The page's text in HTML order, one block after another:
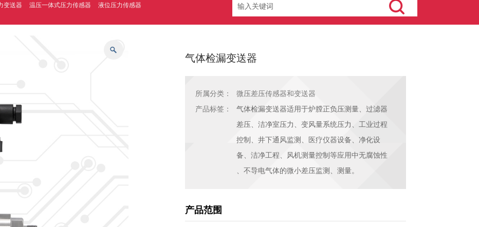
变送器 温压一体式压力传感器 液位压力传感器
气体检漏变送器
所属分类：
微压差压传感器和变送器
产品标签：
气体检漏变送器适用于炉膛正负压测量、过滤器
差压、洁净室压力、变风量系统压力、工业过程
控制、井下通风监测、医疗仪器设备、净化设
备、洁净工程、风机测量控制等应用中无腐蚀性
、不导电气体的微小差压监测、测量。
产品范围